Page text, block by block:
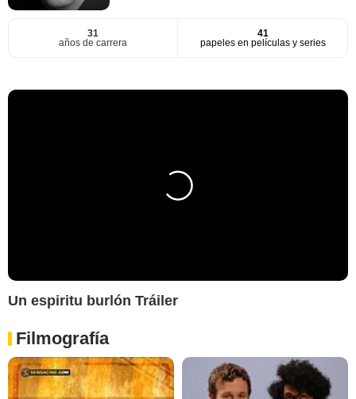
31
años de carrera
41
papeles en películas y series
Un espiritu burlón Tráiler
Filmografía